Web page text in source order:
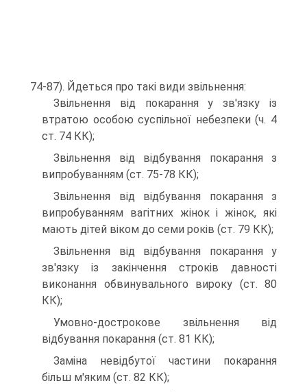
74-87). Йдеться про такі види звільнення:
Звільнення від покарання у зв'язку із
втратою особою суспільної небезпеки (ч. 4
ст. 74 КК);
Звільнення від відбування покарання з
випробуванням (ст. 75-78 КК);
Звільнення від відбування покарання з
випробуванням вагітних жінок і жінок, які
мають дітей віком до семи років (ст. 79 КК);
Звільнення від відбування покарання у
зв'язку із закінчення строків давності
виконання обвинувального вироку (ст. 80
КК);
Умовно-дострокове звільнення від
відбування покарання (ст. 81 КК);
Заміна невідбутої частини покарання
більш м'яким (ст. 82 КК);